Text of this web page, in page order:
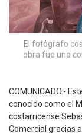
El fotógrafo
obra fue una
COMUNICADO.-
conocido como el
costarricense
Comercial gracias